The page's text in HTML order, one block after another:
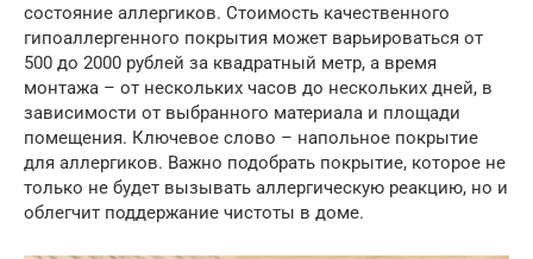
состояние аллергиков. Стоимость качественного
гипоаллергенного покрытия может варьироваться от
500 до 2000 рублей за квадратный метр, а время
монтажа – от нескольких часов до нескольких дней, в
зависимости от выбранного материала и площади
помещения. Ключевое слово – напольное покрытие
для аллергиков. Важно подобрать покрытие, которое не
только не будет вызывать аллергическую реакцию, но и
облегчит поддержание чистоты в доме.